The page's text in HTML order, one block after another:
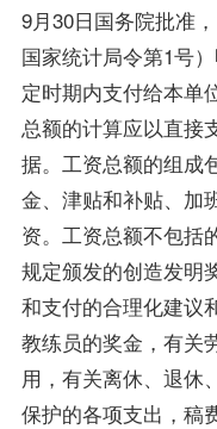
9月30日国务院批准
国家统计局令第1号
定时期内支付给本单
总额的计算应以直接
据。工资总额的组成
金、津贴和补贴、加
资。工资总额不包括
规定颁发的创造发明
和支付的合理化建议
教练员的奖金，有关
用，有关离休、退休
保护的各项支出，稿